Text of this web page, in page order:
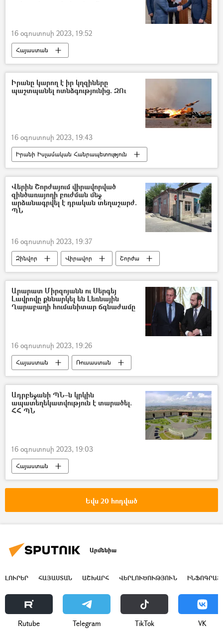
16 օգոստոսի 2023, 19:52
Հայաստան
Հայաստան–Իրան գործակցություն
Իրանի Իսլամական Հանրապետություն
Արգիշտի Քյարամյան
Մեհդի Սոբհանի
Իրանը կարող է իր կղզիները
պաշտպանել ոտնձգությունից. ԶՈւ
16 օգոստոսի 2023, 19:43
Իրանի Իսլամական Հանրապետություն
Կղզի
Զորավարժություններ
Զինված ուժեր
Վերին Շորժայում վիրավորված
զինծառայողի բուժման մեջ
արձանագրվել է դրական տեղաշարժ.
ՊՆ
16 օգոստոսի 2023, 19:37
Զինվոր Վիրավոր
Շորժա
վիրահատություն
ՀՀ պաշտպանության նախարարություն (ՊՆ)
Արարատ Միրզոյանն ու Սերգեյ
Լավրովը քննարկել են Լեռնային
Ղարաբաղի հումանիտար ճգնաժամը
16 օգոստոսի 2023, 19:26
Հայաստան
Ռուսաստան
Սերգեյ Լավրով
Արարատ Միրզոյան
Ադրբեջանի ՊՆ–ն կրկին
ապատեղեկատվություն է տարածել.
ՀՀ ՊՆ
16 օգոստոսի 2023, 19:03
Հայաստան
ՀՀ պաշտպանության նախարարություն (ՊՆ)
Ապատեղեկատվություն
Եվս 20 հոդված
Արմենիա
ԼՈՒՐԵՐ ՀԱՅԱՍՏԱՆ ԱՇԽԱՐՀ ՎԵՐԼՈՒԾՈՒԹՅՈՒՆ
Rutube Telegram ТikТоk VK